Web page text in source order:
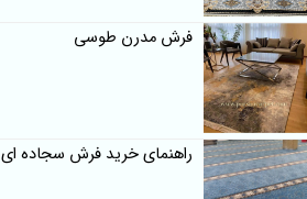
فرش مدرن طوسی
راهنمای خرید فرش سجاده ای